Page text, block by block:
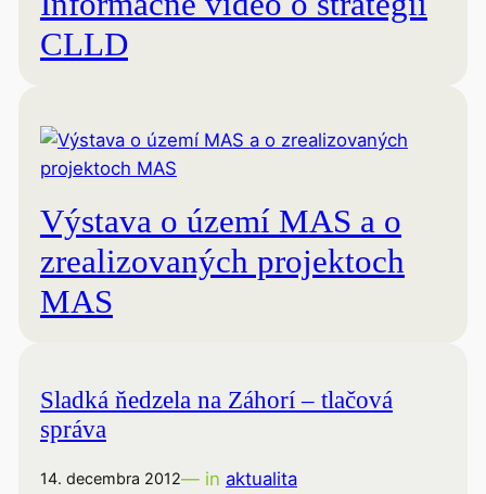
CLLD
Výstava o území MAS a o
zrealizovaných projektoch
MAS
Sladká ňedzela na Záhorí – tlačová
správa
14. decembra 2012— in aktualita